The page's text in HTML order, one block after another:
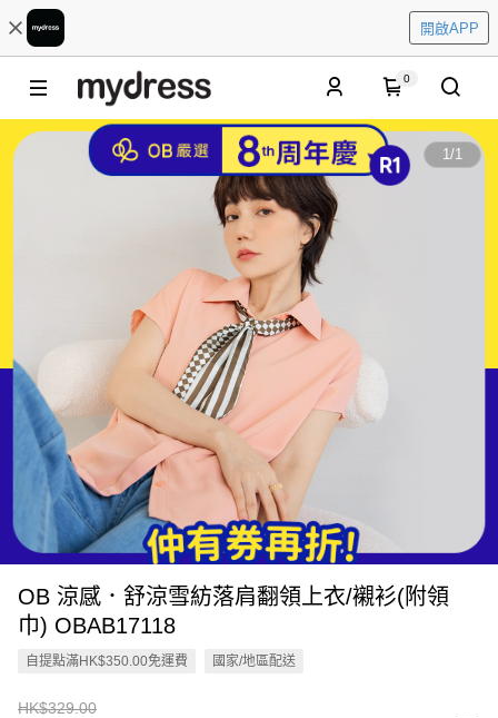
開啟APP
0
1/1
OB 涼感．舒涼雪紡落肩翻領上衣/襯衫(附領
巾) OBAB17118
自提點滿HK$350.00免運費 國家/地區配送
HK$329.00